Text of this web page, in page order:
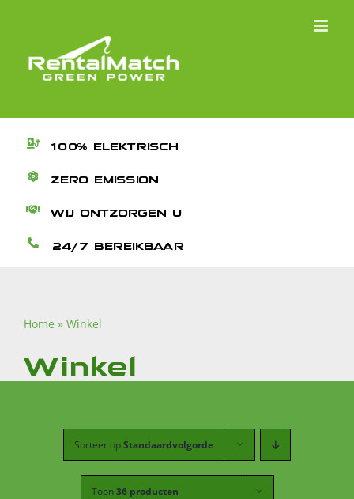
inhoud
100% ELEKTRISCH
ZERO EMISSION
WIJ ONTZORGEN U
24/7 BEREIKBAAR
Home » Winkel
Winkel
Sorteer opStandaardvolgorde
Toon36 producten